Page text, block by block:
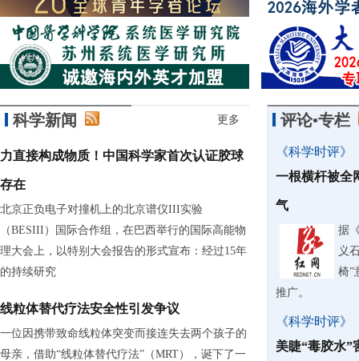
科学新闻 更多
力直接构成物质！中国科学家首次认证胶球
存在
北京正负电子对撞机上的北京谱仪III实验
（BESIII）国际合作组，在巴西举行的国际高能物
理大会上，以特别大会报告的形式宣布：经过15年
的持续研究
线粒体替代疗法安全性引发争议
一位因携带致命线粒体突变而接连失去两个孩子的
母亲，借助“线粒体替代疗法”（MRT），诞下了一
评论•专栏
《科学时评》
一根横杆被全
气
据
义
椅”
推广。
《科学时评》
美睫“毒胶水”